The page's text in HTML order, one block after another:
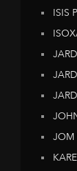
ISIS
JOM